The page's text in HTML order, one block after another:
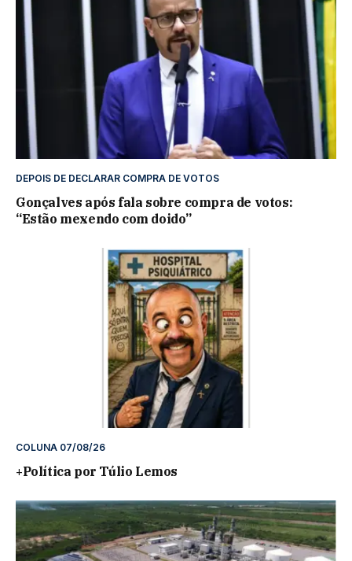
DEPOIS DE DECLARAR COMPRA DE VOTOS
Gonçalves após fala sobre compra de votos:
“Estão mexendo com doido”
COLUNA 07/08/26
+Política por Túlio Lemos